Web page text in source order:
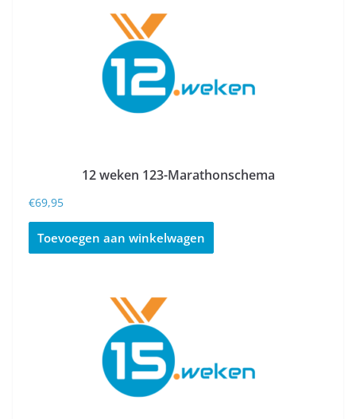
12 weken 123-Marathonschema
€69,95
Toevoegen aan winkelwagen